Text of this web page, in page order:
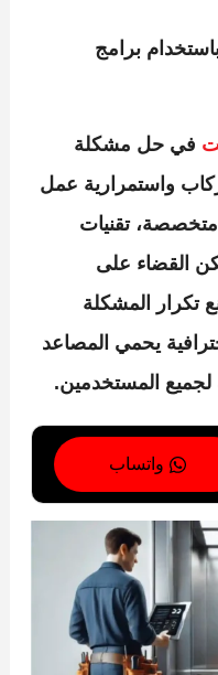
برامج
في حل مشكلة
واستمرارية عمل
تقنيات
القضاء على
تكرار المشكلة
يحمي المصاعد
المستخدمين.
واتساب